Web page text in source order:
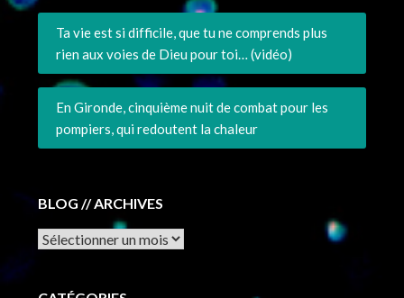
Ta vie est si difficile, que tu ne comprends plus
rien aux voies de Dieu pour toi… (vidéo)
En Gironde, cinquième nuit de combat pour les
pompiers, qui redoutent la chaleur
BLOG // ARCHIVES
Archives